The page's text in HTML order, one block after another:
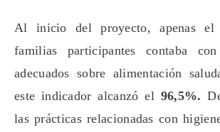
Al inicio del proyecto, apenas el
familias participantes contaba con
adecuados sobre alimentación
este indicador alcanzó el 96,5%.
las prácticas relacionadas con